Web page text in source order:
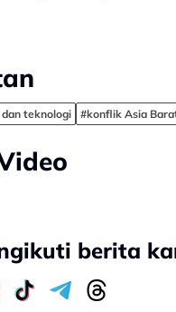
dan teknologi #konflik Asia
berita